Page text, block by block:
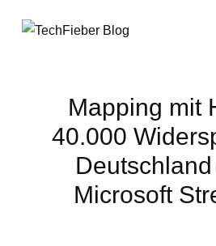
Mapping mit
40.000
Microsoft